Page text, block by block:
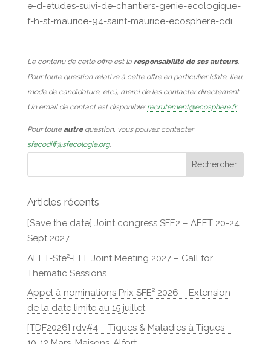
e-d-etudes-suivi-de-chantiers-genie-ecologique-
f-h-st-maurice-94-saint-maurice-ecosphere-cdi
Le contenu de cette offre est la responsabilité de ses auteurs.
Pour toute question relative à cette offre en particulier (date, lieu,
mode de candidature, etc.), merci de les contacter directement.
Un email de contact est disponible: recrutement@ecosphere.fr
Pour touteautrequestion, vous pouvez contacter
sfecodiff@sfecologie.org.
Articles récents
[Save the date] Joint congress SFE2 – AEET 20-24
Sept 2027
AEET-Sfe²-EEF Joint Meeting 2027 – Call for
Thematic Sessions
Appel à nominations Prix SFE² 2026 – Extension
de la date limite au 15 juillet
[TDF2026] rdv#4 – Tiques & Maladies à Tiques –